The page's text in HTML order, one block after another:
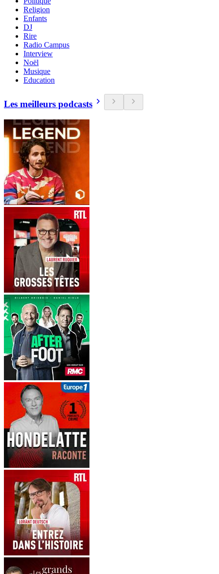
Religion
Enfants
DJ
Rire
Radio Campus
Interview
Noël
Musique
Education
Les meilleurs podcasts